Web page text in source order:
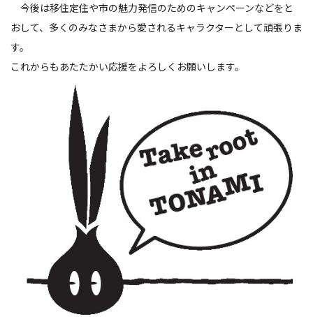
今後は移住定住や市の魅力発信のためのキャンペーンなどをと
おして、多くのみなさまから愛されるキャラクターとして頑張りま
す。
これからもあたたかい応援をよろしくお願いします。